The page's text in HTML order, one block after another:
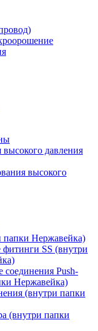
давления
высокого
папки Нержавейка)
SS (внутри
соединения Push-
Нержавейка)
(внутри папки
(внутри папки